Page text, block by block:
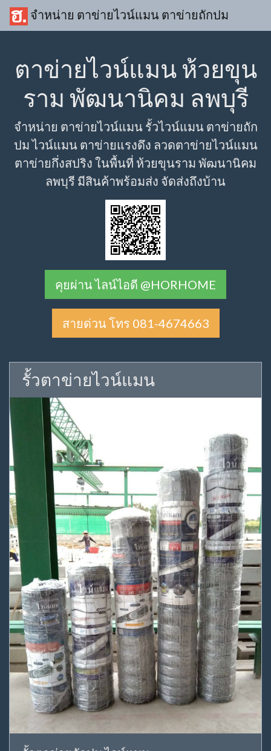
จำหน่าย ตาข่ายไวน์แมน ตาข่ายถักปม
ตาข่ายไวน์แมน ห้วยขุน
ราม พัฒนานิคม ลพบุรี
จำหน่าย ตาข่ายไวน์แมน รั้วไวน์แมน ตาข่ายถัก
ปม ไวน์แมน ตาข่ายแรงดึง ลวดตาข่ายไวน์แมน
ตาข่ายกึ่งสปริง ในพื้นที่ ห้วยขุนราม พัฒนานิคม
ลพบุรี มีสินค้าพร้อมส่ง จัดส่งถึงบ้าน
คุยผ่าน ไลน์ไอดี @HORHOME
สายด่วน โทร 081-4674663
รั้วตาข่ายไวน์แมน